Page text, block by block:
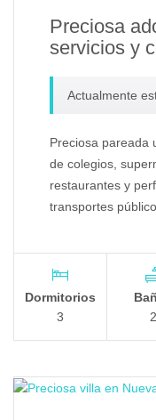
Preciosa
servicios y
Actualmente
Preciosa pareada
de colegios,
restaurantes y
transportes
Dormitorios
3
2